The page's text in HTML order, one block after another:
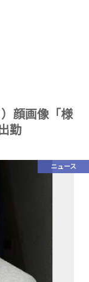
顔画像「様
勤
ニュース